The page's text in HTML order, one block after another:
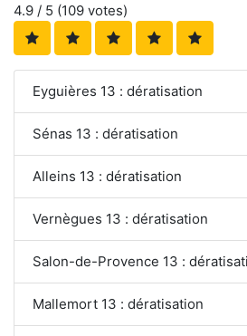
4.9 / 5 (109 votes)
Eyguières 13 : dératisation
Sénas 13 : dératisation
Alleins 13 : dératisation
Vernègues 13 : dératisation
Salon-de-Provence 13 :
Mallemort 13 : dératisation